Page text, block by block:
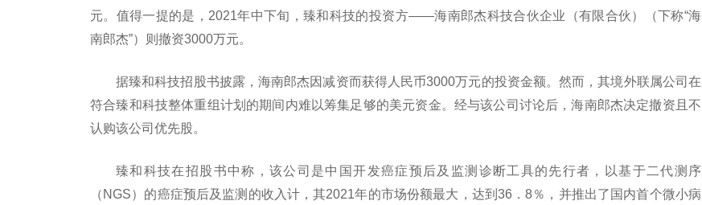
元。值得一提的是，2021年中下旬，臻和科技的投资方——海南郎杰科技合伙企业（有限合伙）（下称“海
南郎杰”）则撤资3000万元。
据臻和科技招股书披露，海南郎杰因减资而获得人民币3000万元的投资金额。然而，其境外联属公司在
符合臻和科技整体重组计划的期间内难以筹集足够的美元资金。经与该公司讨论后，海南郎杰决定撤资且不
认购该公司优先股。
臻和科技在招股书中称，该公司是中国开发癌症预后及监测诊断工具的先行者，以基于二代测序
（NGS）的癌症预后及监测的收入计，其2021年的市场份额最大，达到36．8％，并推出了国内首个微小病